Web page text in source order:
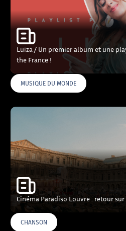
Luiza / Un premier album et une
the France !
MUSIQUE DU MONDE
Cinéma Paradiso Louvre : retour
CHANSON